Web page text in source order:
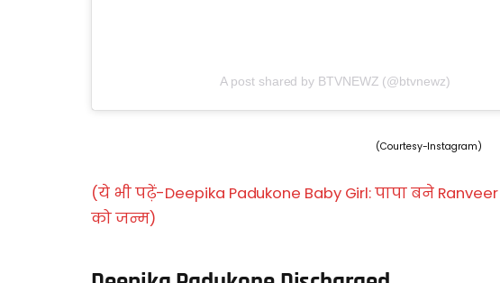
A post shared by BTVNEWZ (@btvnewz)
(Courtesy-Instagram)
(ये भी पढ़ें-Deepika Padukone Baby Girl: पापा बने
को जन्म)